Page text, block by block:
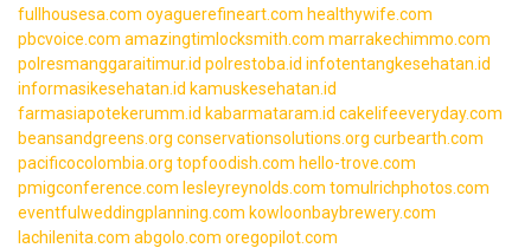
fullhousesa.com oyaguerefineart.com healthywife.com
pbcvoice.com amazingtimlocksmith.com marrakechimmo.com
polresmanggaraitimur.id polrestoba.id infotentangkesehatan.id
informasikesehatan.id kamuskesehatan.id
farmasiapotekerumm.id kabarmataram.id cakelifeeveryday.com
beansandgreens.org conservationsolutions.org curbearth.com
pacificocolombia.org topfoodish.com hello-trove.com
pmigconference.com lesleyreynolds.com tomulrichphotos.com
eventfulweddingplanning.com kowloonbaybrewery.com
lachilenita.com abgolo.com oregopilot.com